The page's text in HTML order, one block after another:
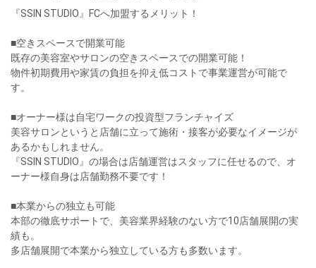
『SSIN STUDIO』FCへ加盟するメリット！
■空きスペースで開業可能
既存の美容室やサロンの空きスペースでの開業可能！
物件初期費用や家賃の負担を抑え低コストで事業運営が可能で
す。
■オーナー様は自宅ワークの投資型フランチャイズ
美容サロンというと店舗に立って施術・接客が必要なイメージが
あるかもしれません。
『SSIN STUDIO』の場合は店舗運営はスタッフに任せるので、オ
ーナー様自身は店舗勤務不要です！
■本業からの独立も可能
本部の徹底サポートで、美容業界経験のない方で10店舗展開の実
績も。
多店舗展開で本業から独立している方も多数います。